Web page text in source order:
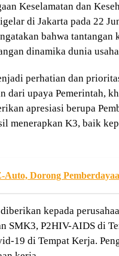
Keselamatan dan
di Jakarta pada 22
bahwa tantangan
dinamika dunia
perhatian dan
dari upaya Pemerintah,
apresiasi berupa
menerapkan K3, baik
Dorong
kepada
SMK3, P2HIV-AIDS di
19 di Tempat Kerja.